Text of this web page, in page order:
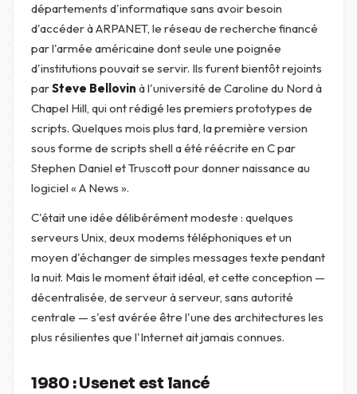
départements d'informatique sans avoir besoin
d'accéder à ARPANET, le réseau de recherche financé
par l'armée américaine dont seule une poignée
d'institutions pouvait se servir. Ils furent bientôt rejoints
parSteve Bellovin à l'université de Caroline du Nord à
Chapel Hill, qui ont rédigé les premiers prototypes de
scripts. Quelques mois plus tard, la première version
sous forme de scripts shell a été réécrite en C par
Stephen Daniel et Truscott pour donner naissance au
logiciel « A News ».
C'était une idée délibérément modeste : quelques
serveurs Unix, deux modems téléphoniques et un
moyen d'échanger de simples messages texte pendant
la nuit. Mais le moment était idéal, et cette conception —
décentralisée, de serveur à serveur, sans autorité
centrale — s'est avérée être l'une des architectures les
plus résilientes que l'Internet ait jamais connues.
1980 : Usenet est lancé